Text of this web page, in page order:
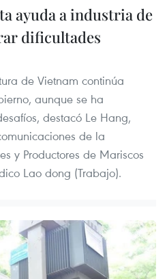
ayuda a industria de
dificultades
de Vietnam continúa
aunque se ha
destacó Le Hang,
de la
y Productores de Mariscos
Lao dong (Trabajo).